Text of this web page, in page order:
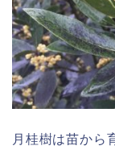
月桂樹は苗から